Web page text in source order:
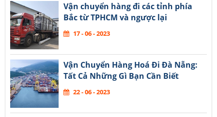
Vận chuyển hàng đi các tỉnh phía
Bắc từ TPHCM và ngược lại
17 - 06 - 2023
Vận Chuyển Hàng Hoá Đi Đà Nẵng:
Tất Cả Những Gì Bạn Cần Biết
22 - 06 - 2023